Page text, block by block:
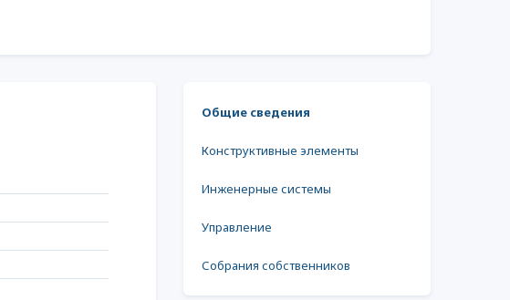
Общие сведения
Конструктивные элементы
Инженерные системы
Управление
Собрания собственников